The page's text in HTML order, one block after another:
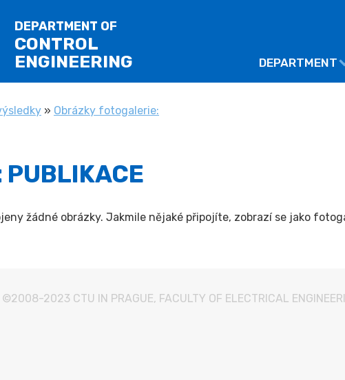
DEPARTMENT OF
CONTROL
ENGINEERING
DEPARTMENT
» Obrázky fotogalerie:
PUBLIKACE
žádné obrázky. Jakmile nějaké připojíte, zobrazí se jako
©2008-2023 CTU IN PRAGUE, FACULTY OF ELECTRICAL